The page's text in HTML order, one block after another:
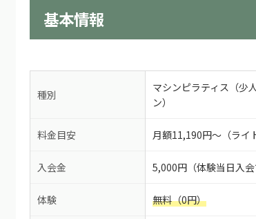
基本情報
種別
マシンピラティス（少
ン）
料金目安 月額11,190円〜（ライ
入会金 5,000円（体験当日入会
体験 無料（0円）